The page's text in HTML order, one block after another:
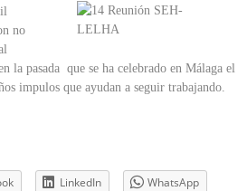
no
la pasada que se ha celebrado en Málaga el
impulos que ayudan a seguir trabajando.
LinkedIn WhatsApp